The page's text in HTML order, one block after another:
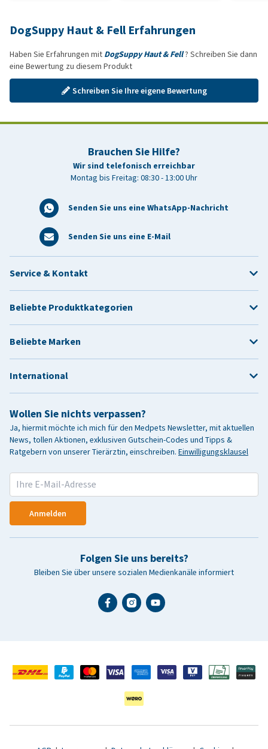
DogSuppy Haut & Fell Erfahrungen
Haben Sie Erfahrungen mit DogSuppy Haut & Fell? Schreiben Sie dann
eine Bewertung zu diesem Produkt
Schreiben Sie Ihre eigene Bewertung
Brauchen Sie Hilfe?
Wir sind telefonisch erreichbar
Montag bis Freitag: 08:30 - 13:00 Uhr
Senden Sie uns eine WhatsApp-Nachricht
Senden Sie uns eine E-Mail
Wollen Sie nichts verpassen?
Ja, hiermit möchte ich mich für den Medpets Newsletter, mit aktuellen
News, tollen Aktionen, exklusiven Gutschein-Codes und Tipps &
Ratgebern von unserer Tierärztin, einschreiben. Einwilligungsklausel
Anmelden
Folgen Sie uns bereits?
Bleiben Sie über unsere sozialen Medienkanäle informiert
Service & Kontakt
Beliebte Produktkategorien
Beliebte Marken
International